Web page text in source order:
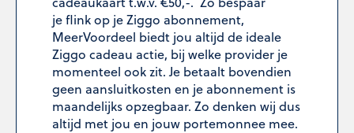
je flink op je Ziggo abonnement,
MeerVoordeel biedt jou altijd de ideale
Ziggo cadeau actie, bij welke provider je
momenteel ook zit. Je betaalt bovendien
geen aansluitkosten en je abonnement is
maandelijks opzegbaar. Zo denken wij dus
altijd met jou en jouw portemonnee mee.